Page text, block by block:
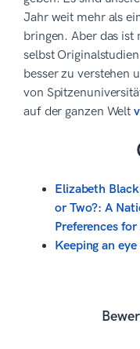
Jahr weit mehr als
bringen. Aber das ist
selbst
besser zu verstehen
von
auf der ganzen Welt
Elizabeth
or Two?: A
Preferences
Keeping an